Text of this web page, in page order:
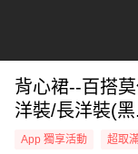
背心裙--百搭
洋裝/長洋裝(
App 獨享活動 超取